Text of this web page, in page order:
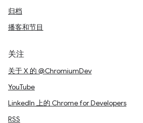
归档
播客和节目
关注
关于 X 的 @ChromiumDev
YouTube
LinkedIn 上的 Chrome for Developers
RSS